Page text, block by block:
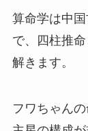
算命学は中
で、四柱推
解きます。
フワちゃん